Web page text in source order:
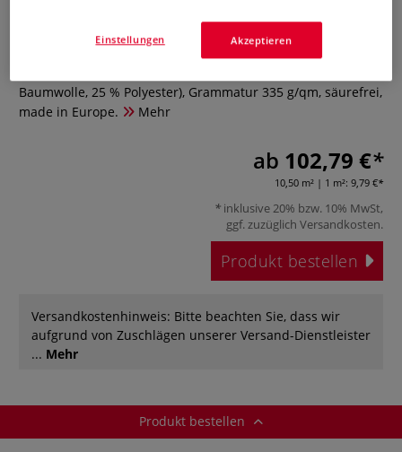
0 Bewertungen
Das MUSEO® Baumwoll Maltuch: Bestens geeignet für
Baumwolle, 25 % Polyester), Grammatur 335 g/qm, säurefrei,
made in Europe.
Mehr
ab 102,79 €
10,50 m² | 1 m²: 9,79 €
inklusive 20% bzw. 10% MwSt,
ggf. zuzüglich Versandkosten.
Produkt bestellen
Versandkostenhinweis: Bitte beachten Sie, dass wir
aufgrund von Zuschlägen unserer Versand-Dienstleister
... Mehr
Produkt bestellen
Akzeptieren
Einstellungen